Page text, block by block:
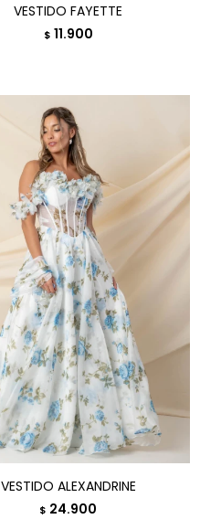
VESTIDO FAYETTE
$ 11.900
VESTIDO ALEXANDRINE
$ 24.900